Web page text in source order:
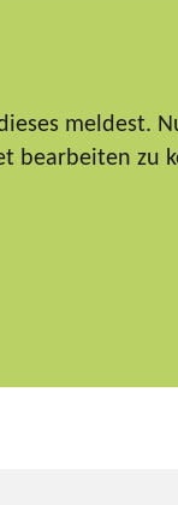
meldest.
bearbeiten zu